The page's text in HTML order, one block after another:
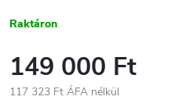
Raktáron
149 000 Ft
117 323 Ft ÁFA nélkül